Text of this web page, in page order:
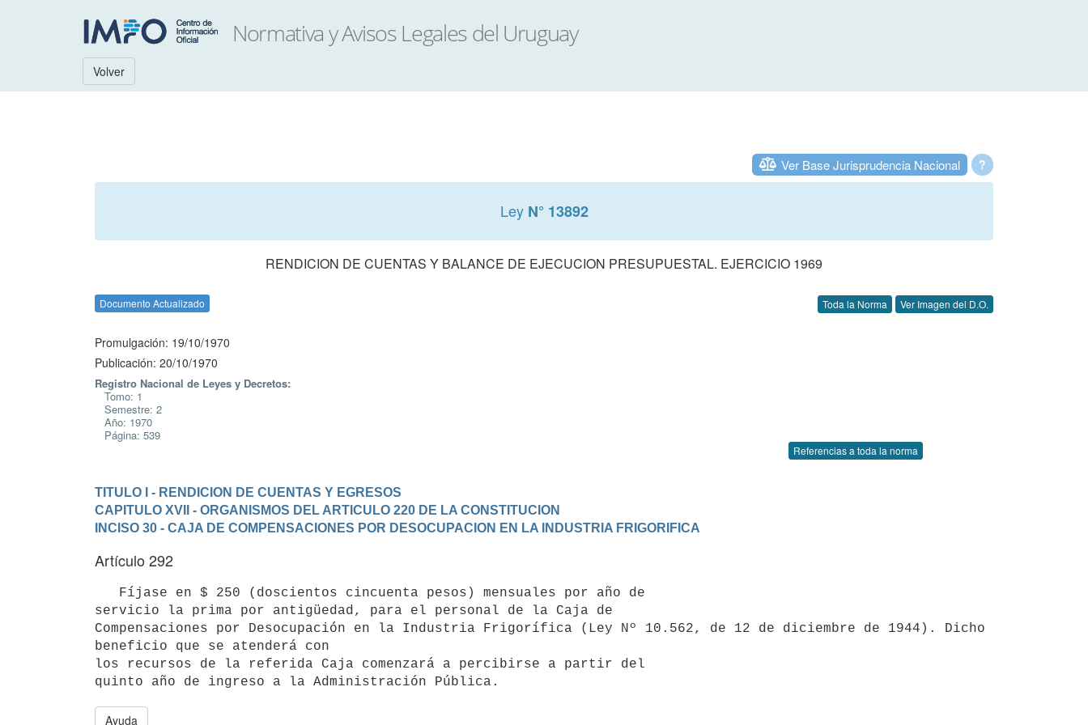
Volver
?
Ver Base Jurisprudencia Nacional
Ley N° 13892
RENDICION DE CUENTAS Y BALANCE DE EJECUCION PRESUPUESTAL. EJERCICIO 1969
Documento Actualizado Toda la Norma Ver Imagen del D.O.
Promulgación: 19/10/1970
Publicación: 20/10/1970
Registro Nacional de Leyes y Decretos:
Tomo: 1
Semestre: 2
Año: 1970
Página: 539
Referencias a toda la norma
TITULO I - RENDICION DE CUENTAS Y EGRESOS
CAPITULO XVII - ORGANISMOS DEL ARTICULO 220 DE LA CONSTITUCION
INCISO 30 - CAJA DE COMPENSACIONES POR DESOCUPACION EN LA INDUSTRIA FRIGORIFICA
Artículo 292
servicio la prima por antigüedad, para el personal de la Caja de
Compensaciones por Desocupación en la Industria Frigorífica (Ley Nº 10.562, de 12 de diciembre de 1944). Dicho
beneficio que se atenderá con
los recursos de la referida Caja comenzará a percibirse a partir del
quinto año de ingreso a la Administración Pública.
Ayuda